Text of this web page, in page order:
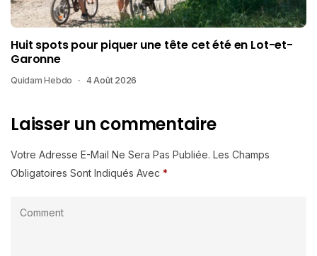
Huit spots pour piquer une tête cet été en Lot-et-
Garonne
Quidam Hebdo 4 Août 2026
Laisser un commentaire
Votre Adresse E-Mail Ne Sera Pas Publiée. Les Champs
Obligatoires Sont Indiqués Avec *